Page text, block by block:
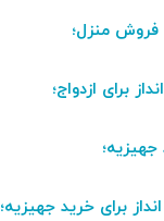
فروش منزل؛
برای ازدواج؛
برای خرید جهیزیه؛